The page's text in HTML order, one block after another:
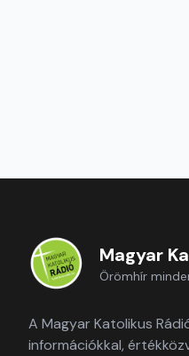
Magyar
Örömhír
A Magyar Katolikus
információkkal,